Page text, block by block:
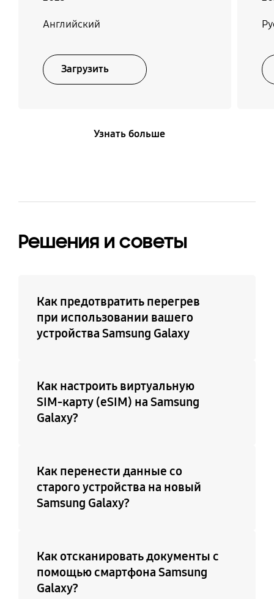
Английский
Загрузить
Узнать больше
Решения и советы
Как предотвратить перегрев
при использовании вашего
устройства Samsung Galaxy
Как настроить виртуальную
SIM-карту (eSIM) на Samsung
Galaxy?
Как перенести данные со
старого устройства на новый
Samsung Galaxy?
Как отсканировать документы с
помощью смартфона Samsung
Galaxy?